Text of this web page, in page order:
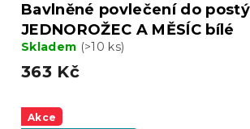
Bavlněné povlečení do
JEDNOROŽEC A MĚSÍC bílé
Skladem (>10 ks)
363 Kč
Akce